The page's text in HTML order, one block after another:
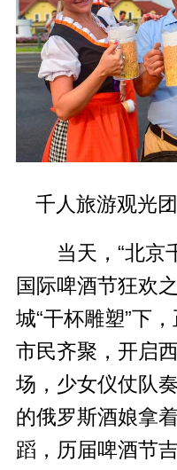
千人旅游观光
当天，“北京
国际啤酒节狂欢
城“干杯雕塑”下
市民齐聚，开启
场，少女仪仗队
的俄罗斯酒娘拿
蹈，历届啤酒节